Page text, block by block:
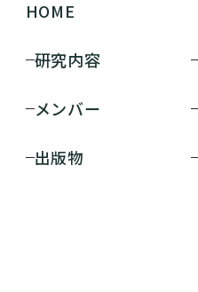
HOME
研究内容
メンバー
出版物